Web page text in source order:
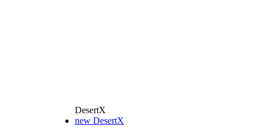
DesertX
new DesertX